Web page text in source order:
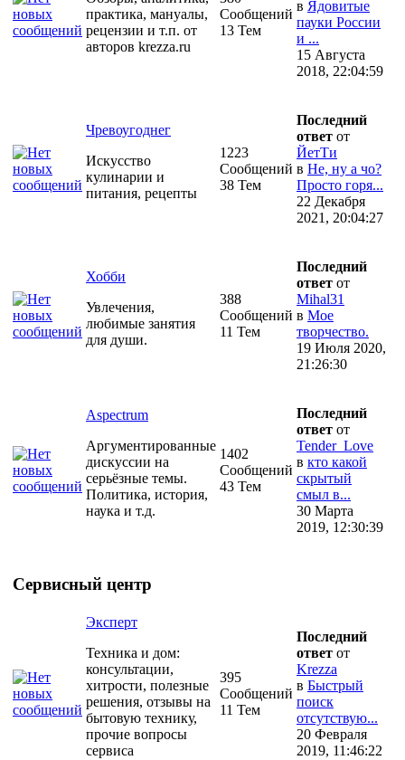
практика, мануалы,
рецензии и т.п. от
авторов krezza.ru
Сообщений
13 Тем
в Ядовитые
пауки России
и ...
15 Августа
2018, 22:04:59
Чревоугоднег
Искусство
кулинарии и
питания, рецепты
1223
Сообщений
38 Тем
Последний
ответ от
ЙетТи
в Не, ну а чо?
Просто горя...
22 Декабря
2021, 20:04:27
Хобби
Увлечения,
любимые занятия
для души.
388
Сообщений
11 Тем
Последний
ответ от
Mihal31
в Мое
творчество.
19 Июля 2020,
21:26:30
Aspectrum
Аргументированные
дискуссии на
серьёзные темы.
Политика, история,
наука и т.д.
1402
Сообщений
43 Тем
Последний
ответ от
Tender_Love
в кто какой
скрытый
смыл в...
30 Марта
2019, 12:30:39
Сервисный центр
Эксперт
Техника и дом:
консультации,
хитрости, полезные
решения, отзывы на
бытовую технику,
прочие вопросы
сервиса
395
Сообщений
11 Тем
Последний
ответ от
Krezza
в Быстрый
поиск
отсутствую...
20 Февраля
2019, 11:46:22